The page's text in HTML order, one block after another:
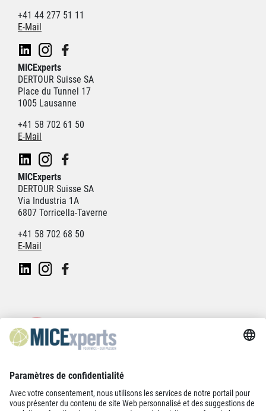
+41 44 277 51 11
E-Mail
MICExperts
DERTOUR Suisse SA
Place du Tunnel 17
1005 Lausanne
+41 58 702 61 50
E-Mail
MICExperts
DERTOUR Suisse SA
Via Industria 1A
6807 Torricella-Taverne
+41 58 702 68 50
E-Mail